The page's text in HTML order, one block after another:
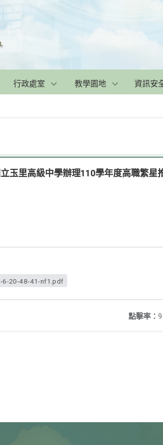
行政處室 教學園地 資訊安
玉里高級中學辦理110學年度高職繁星
6-20-48-41-nf1.pdf
點擊率：